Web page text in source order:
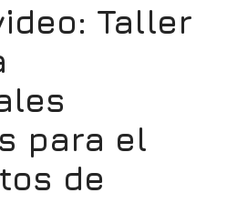
Taller
para el
de